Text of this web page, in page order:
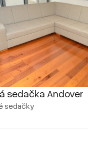
sedačka Andover
sedačky